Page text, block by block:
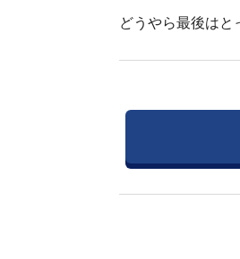
どうやら最後はと